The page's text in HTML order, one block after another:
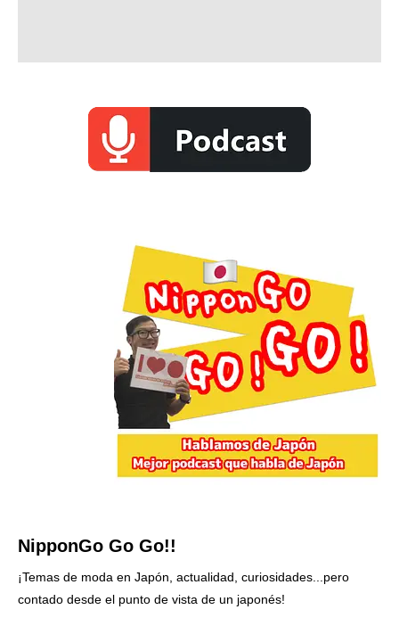
NipponGo Go Go!!
¡Temas de moda en Japón, actualidad, curiosidades...pero
contado desde el punto de vista de un japonés!